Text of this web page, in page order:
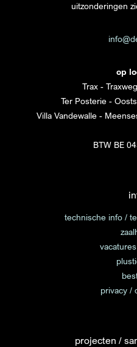
uitzonderingen
op
Trax -
Ter Posterie -
Villa Vandewalle -
BTW BE
technische info /
privacy /
projecten /